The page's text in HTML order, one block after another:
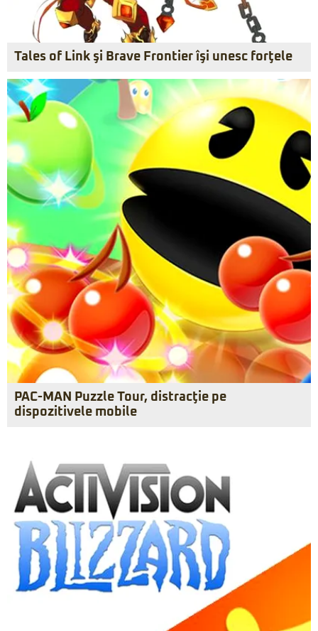
Tales of Link şi Brave Frontier îşi unesc forţele
PAC-MAN Puzzle Tour, distracţie pe
dispozitivele mobile